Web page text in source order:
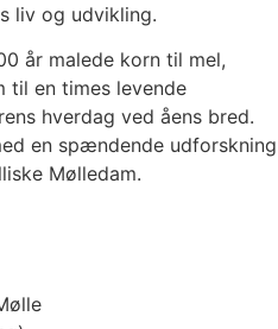
liv og udvikling.
år malede korn til mel,
til en times levende
hverdag ved åens bred.
en spændende udforskning
Mølledam.